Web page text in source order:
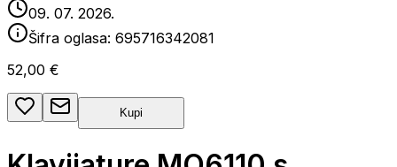
09. 07. 2026.
Šifra oglasa: 695716342081
52,00 €
Kupi